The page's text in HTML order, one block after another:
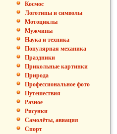
Космос
Логотипы и символы
Мотоциклы
Мужчины
Наука и техника
Популярная механика
Праздники
Прикольные картинки
Природа
Профессиональное фото
Путешествия
Разное
Рисунки
Самолёты, авиация
Спорт